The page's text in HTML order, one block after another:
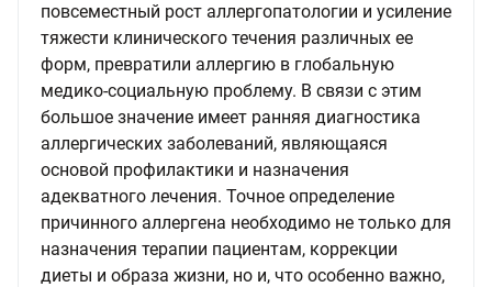
повсеместный рост аллергопатологии и усиление
тяжести клинического течения различных ее
форм, превратили аллергию в глобальную
медико-социальную проблему. В связи с этим
большое значение имеет ранняя диагностика
аллергических заболеваний, являющаяся
основой профилактики и назначения
адекватного лечения. Точное определение
причинного аллергена необходимо не только для
назначения терапии пациентам, коррекции
диеты и образа жизни, но и, что особенно важно,